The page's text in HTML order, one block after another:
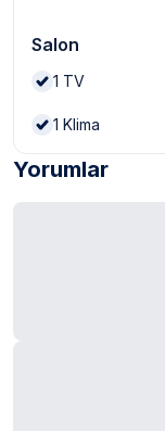
Salon
1 TV
1 Klima
Yorumlar